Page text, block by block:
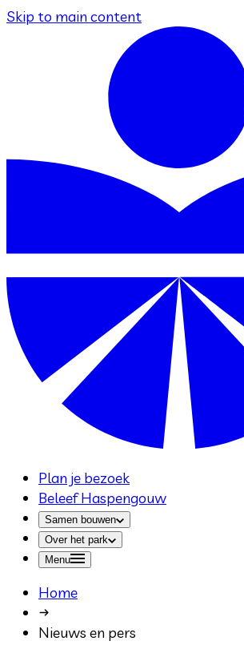
Skip to main content
Plan je bezoek
Beleef Haspengouw
Samen bouwen
Over het park
Menu
Home
Nieuws en pers